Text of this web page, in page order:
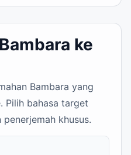
ke
Bambara yang
Pilih bahasa target
khusus.